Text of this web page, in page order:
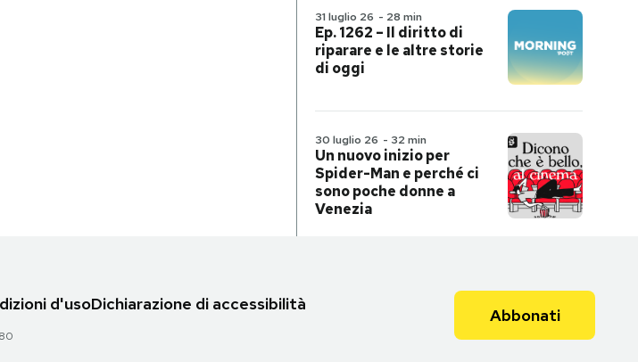
31 luglio 26 - 28 min
Ep. 1262 – Il diritto di
riparare e le altre storie
di oggi
30 luglio 26 - 32 min
Un nuovo inizio per
Spider-Man e perché ci
sono poche donne a
Venezia
d'usoDichiarazione di accessibilità
Abbonati